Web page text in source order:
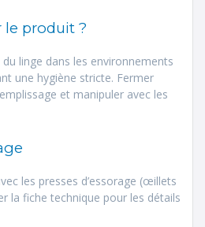
produit ?
linge dans les environnements
une hygiène stricte. Fermer
et manipuler avec les
les presses d’essorage (œillets
la fiche technique pour les détails